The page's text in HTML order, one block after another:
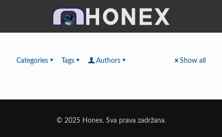
Categories Tags Authors Show all
© 2025 Honex. Sva prava zadržana.